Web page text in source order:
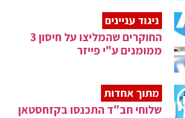
ניגוד עניינים
החוקרים שהמליצו על חיסון 3
ממומנים ע"י פייזר
מתוך אחדות
שלוחי חב"ד התכנסו בקזחסטאן